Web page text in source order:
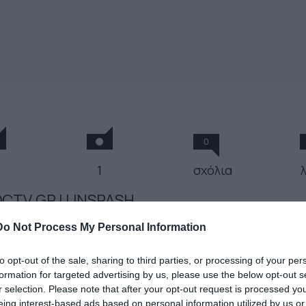
Not Process My Personal Information
opt-out of the sale, sharing to third parties, or processing of your
for targeted advertising by us, please use the below opt-out
selection. Please note that after your opt-out request is processed
interest-based ads based on personal information utilized by us
1
0
σχόλια
| UNSPASH
2021
τόνωση και απώλεια λίπους. Με αυτήν την
10 λεπτών στο σπίτι, μάθετε πώς να